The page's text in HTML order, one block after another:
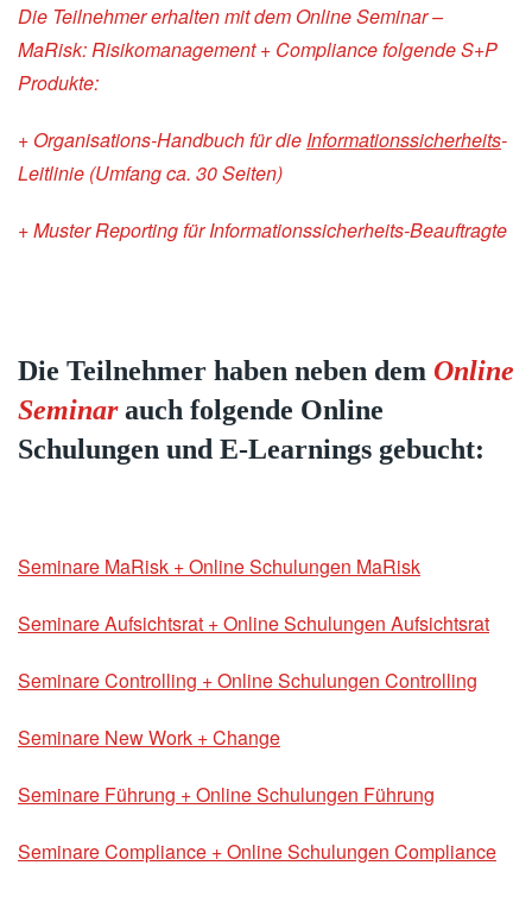
Die Teilnehmer erhalten mit dem Online Seminar –
MaRisk: Risikomanagement + Compliance folgende S+P
Produkte:
+ Organisations-Handbuch für die Informationssicherheits-
Leitlinie (Umfang ca. 30 Seiten)
+ Muster Reporting für Informationssicherheits-Beauftragte
Die Teilnehmer haben neben dem Online
Seminarauch folgende Online
Schulungen und E-Learnings gebucht:
Seminare MaRisk + Online Schulungen MaRisk
Seminare Aufsichtsrat + Online Schulungen Aufsichtsrat
Seminare Controlling + Online Schulungen Controlling
Seminare New Work + Change
Seminare Führung + Online Schulungen Führung
Seminare Compliance + Online Schulungen Compliance